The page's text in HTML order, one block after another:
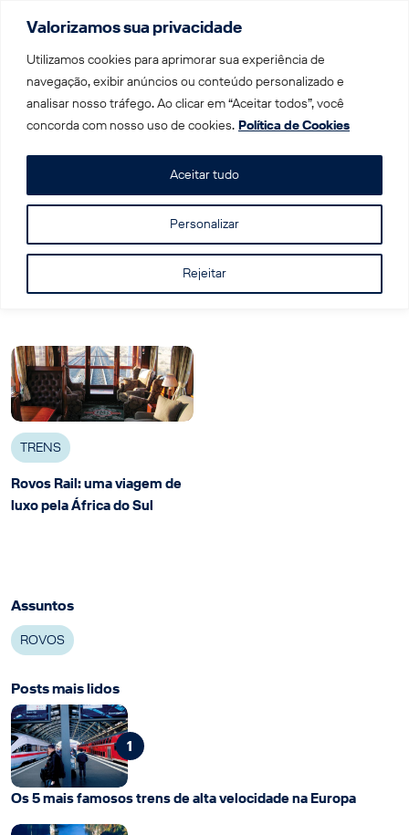
Valorizamos sua privacidade
Utilizamos cookies para aprimorar sua experiência de
navegação, exibir anúncios ou conteúdo personalizado e
analisar nosso tráfego. Ao clicar em “Aceitar todos”, você
concorda com nosso uso de cookies. Política de Cookies
Personalizar
Rejeitar
Aceitar tudo
Home | rovos
Tag: rovos
TRENS
Rovos Rail: uma viagem de
luxo pela África do Sul
Assuntos
ROVOS
Posts mais lidos
1
Os 5 mais famosos trens de alta velocidade na Europa